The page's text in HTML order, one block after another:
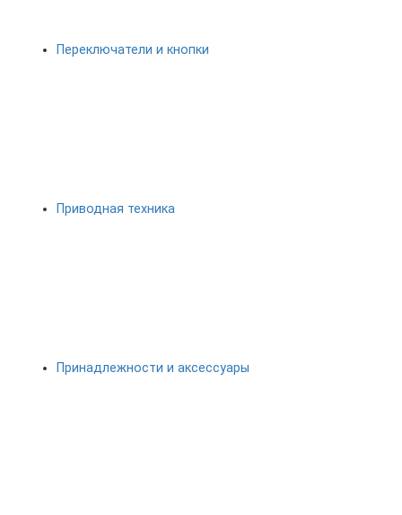
Переключатели и кнопки
Приводная техника
Принадлежности и аксессуары